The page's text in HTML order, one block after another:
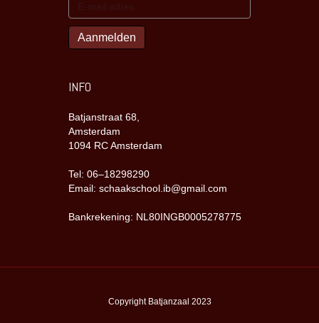
INFO
Batjanstraat 68,
Amsterdam
1094 RC Amsterdam
Tel: 06–18298290
Email: schaakschool.ib@gmail.com
Bankrekening: NL80INGB0005278775
Copyright Batjanzaal 2023